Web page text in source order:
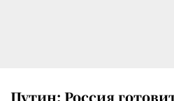
Путин: Россия